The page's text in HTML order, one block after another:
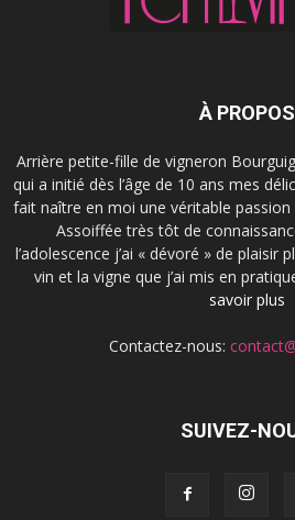
À PROPOS
Arrière petite-fille de vigneron
qui a initié dès l’âge de 10 ans mes
fait naître en moi une véritable
Assoiffée très tôt de
l’adolescence j’ai « dévoré » de plaisir
vin et la vigne que j’ai mis en
savoir plus
Contactez-nous:
SUIVEZ-